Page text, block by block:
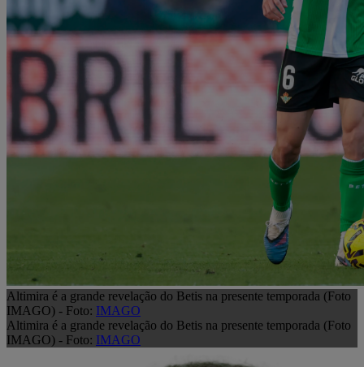
Altimira é a grande revelação do Betis na presente temporada (Foto
IMAGO) - Foto: IMAGO
Altimira é a grande revelação do Betis na presente temporada (Foto
IMAGO) - Foto: IMAGO